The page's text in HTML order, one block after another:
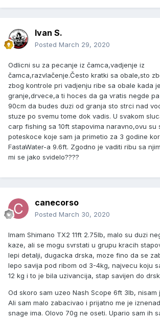
Ivan S.
Posted March 29, 2020
Odlicni su za pecanje iz čamca,vadjenje iz
čamca,razvlačenje.Često kratki sa obale,sto
zbog kontrole pri vadjenju ribe sa obale kada
granje,drvece,a ti hoces da ga vratis negde
90cm da budes duzi od granja sto strci nad
stuze po svemu tome dok vadis. U svakom
carp fishing sa 10ft stapovima naravno,ovu su
poteskoce koje sam ja primetio za 3 godine
FastaWater-a 9.6ft. Zgodno je vaditi ribu sa
mi se jako svidelo????
canecorso
Posted March 30, 2020
Imam Shimano TX2 11ft 2.75lb, malo su duzi
kaze, ali se mogu svrstati u grupu kracih
lepi detalji, dugacka drska, moze fino da se
lepo savija pod ribom od 3-4kg, najvecu koju
12 kg i to je bila uzivancija, stap savijen do
Od skoro sam uzeo Nash Scope 6ft 3lb, nisam
Ali sam malo zabacivao i prijatno me je
snage ima. Olovo 70g ne oseti. Upario sam ih